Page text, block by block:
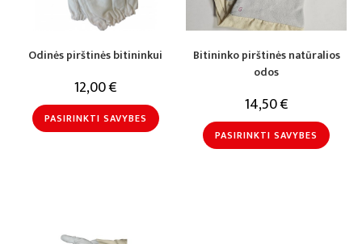
Odinės pirštinės bitininkui
12,00€
PASIRINKTI SAVYBES
Bitininko pirštinės natūralios
odos
14,50€
PASIRINKTI SAVYBES